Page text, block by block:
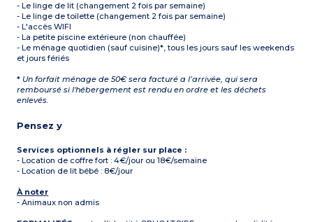
- Le linge de lit (changement 2 fois par semaine)
- Le linge de toilette (changement 2 fois par semaine)
- L'accès WIFI
- La petite piscine extérieure (non chauffée)
- Le ménage quotidien (sauf cuisine)*, tous les jours sauf les weekends
et jours fériés
* Un forfait ménage de 50€ sera facturé a l’arrivée, qui sera
remboursé si l'hébergement est rendu en ordre et les déchets
enlevés.
Pensez y
Services optionnels à régler sur place :
- Location de coffre fort : 4€/jour ou 18€/semaine
- Location de lit bébé : 8€/jour
À noter
- Animaux non admis